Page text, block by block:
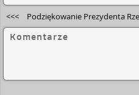
<<<
Komentarze